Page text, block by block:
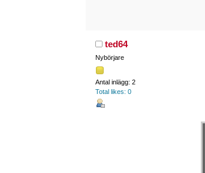
ted64
Nybörjare
Antal inlägg: 2
Total likes: 0